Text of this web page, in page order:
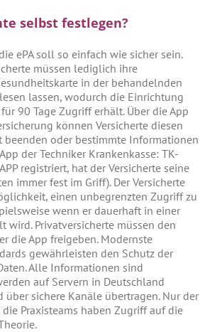
selbst festlegen?
ePA soll so einfach wie sicher sein.
müssen lediglich ihre
in der behandelnden
lassen, wodurch die Einrichtung
90 Tage Zugriff erhält. Über die App
können Versicherte diesen
beenden oder bestimmte Informationen
der Techniker Krankenkasse: TK-
registriert, hat der Versicherte seine
immer fest im Griff). Der Versicherte
einen unbegrenzten Zugriff zu
wenn er dauerhaft in einer
wird. Privatversicherte müssen den
die App freigeben. Modernste
gewährleisten den Schutz der
Alle Informationen sind
auf Servern in Deutschland
über sichere Kanäle übertragen. Nur der
die Praxisteams haben Zugriff auf die